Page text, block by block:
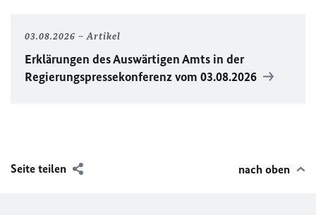
03.08.2026 Artikel
Erklärungen des Auswärtigen Amts in der
Regierungspressekonferenz vom 03.08.2026
Seite teilen nach oben